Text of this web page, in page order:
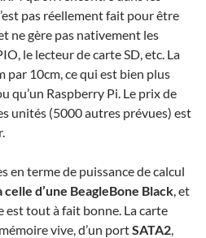
pas réellement fait pour être
ne gère pas nativement les
le lecteur de carte SD, etc. La
par 10cm, ce qui est bien plus
qu’un Raspberry Pi. Le prix de
unités (5000 autres prévues) est
en terme de puissance de calcul
d’une BeagleBone Black , et
tout à fait bonne. La carte
vive, d’un portSATA2